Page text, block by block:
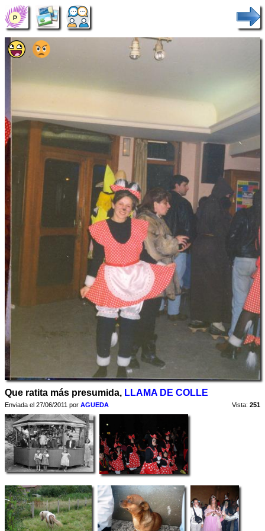
Que ratita más presumida, LLAMA DE COLLE
Enviada el 27/06/2011 por AGUEDA Vista: 251